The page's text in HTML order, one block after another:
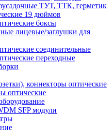
ТУТ, ТТК, герметик
19 дюймов
боксы
лицевые/заглушки для
соединительные
переходные
коннекторы оптические
оптические
SFP модули